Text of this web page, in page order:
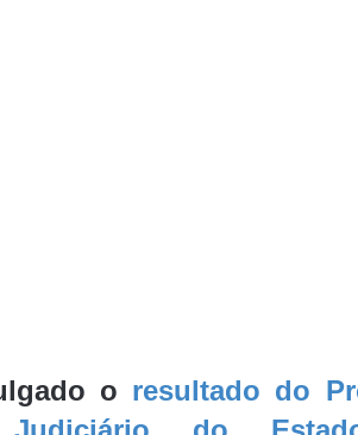
o resultado do